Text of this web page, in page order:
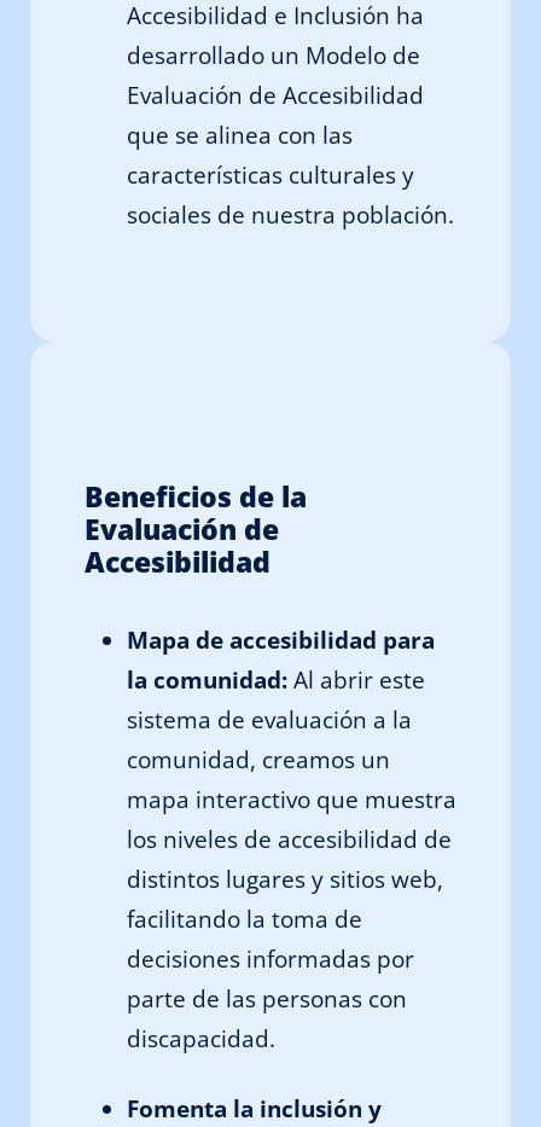
Accesibilidad e Inclusión ha
desarrollado un Modelo de
Evaluación de Accesibilidad
que se alinea con las
características culturales y
sociales de nuestra población.
Beneficios de la
Evaluación de
Accesibilidad
Mapa de accesibilidad para
la comunidad:Al abrir este
sistema de evaluación a la
comunidad, creamos un
mapa interactivo que muestra
los niveles de accesibilidad de
distintos lugares y sitios web,
facilitando la toma de
decisiones informadas por
parte de las personas con
discapacidad.
Fomenta la inclusión y